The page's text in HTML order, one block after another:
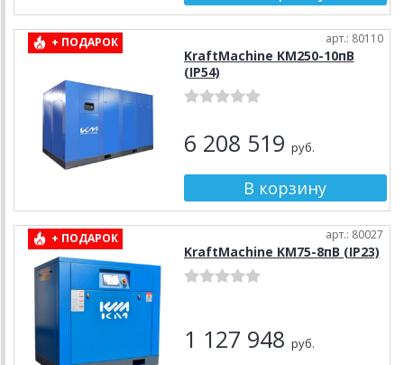
+ ПОДАРОК арт.: 80110
KraftMachine KM250-10пВ
(IP54)
6 208 519 руб.
+ ПОДАРОК арт.: 80027
KraftMachine KM75-8пВ (IP23)
1 127 948 руб.